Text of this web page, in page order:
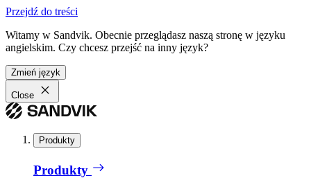
Przejdź do treści
Witamy w Sandvik. Obecnie przeglądasz naszą stronę w języku
angielskim. Czy chcesz przejść na inny język?
Zmień język
Close
Produkty
Produkty